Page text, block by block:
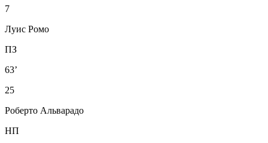
7
Луис Ромо
ПЗ
63’
25
Роберто Альварадо
НП